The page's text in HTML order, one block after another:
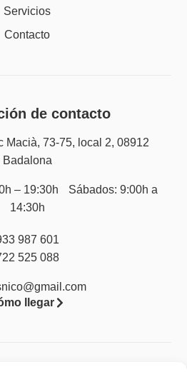
Servicios
Contacto
de contacto
Macià, 73-75, local 2, 08912
Badalona
– 19:30h Sábados: 9:00h a
14:30h
987 601
525 088
llegar